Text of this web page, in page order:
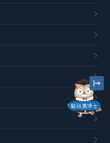
貓頭鷹博士